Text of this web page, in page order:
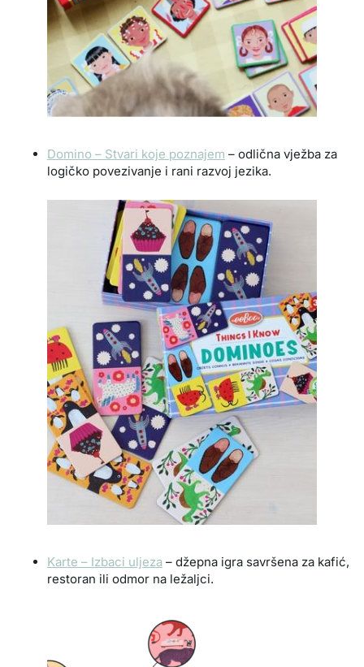
Domino – Stvari koje poznajem – odlična vježba za
logičko povezivanje i rani razvoj jezika.
Karte – Izbaci uljeza– džepna igra savršena za kafić,
restoran ili odmor na ležaljci.